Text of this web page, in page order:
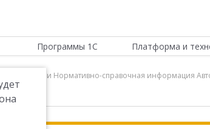
Программы 1С Платформа и
в версии Нормативно-справочная информация